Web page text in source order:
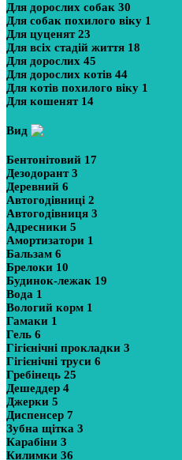
Для дорослих собак 30
Для собак похилого віку 1
Для цуценят23
Для всіх стадій життя 18
Для дорослих 45
Для дорослих котів 44
Для котів похилого віку 1
Для кошенят 14
Вид
Бентонітовий 17
Дезодорант3
Деревний 6
Автогодівниці 2
Автогодівниця 3
Адресники 5
Амортизатори 1
Бальзам 6
Брелоки 10
Будинок-лежак 19
Вода 1
Вологий корм 1
Гамаки 1
Гель 6
Гігієнічні прокладки 3
Гігієнічні труси 6
Гребінець 25
Дешеддер 4
Джерки 5
Диспенсер 7
Зубна щітка 3
Карабіни 3
Килимки 36